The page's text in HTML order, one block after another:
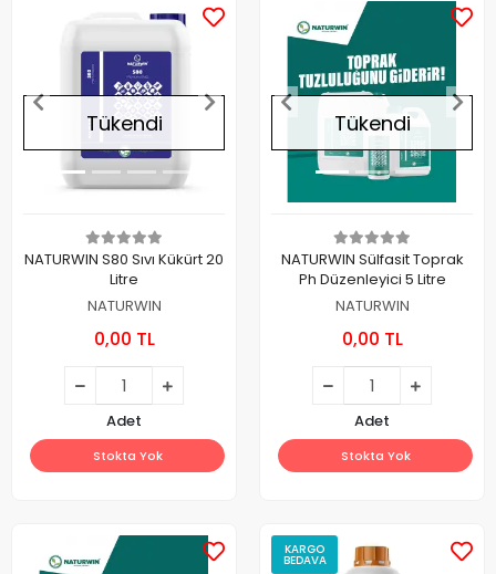
Tükendi
NATURWIN S80 Sıvı Kükürt 20
Litre
NATURWIN
0,00 TL
Adet
Stokta Yok
Tükendi
NATURWIN Sülfasit Toprak
Ph Düzenleyici 5 Litre
NATURWIN
0,00 TL
Adet
Stokta Yok
KARGO
BEDAVA